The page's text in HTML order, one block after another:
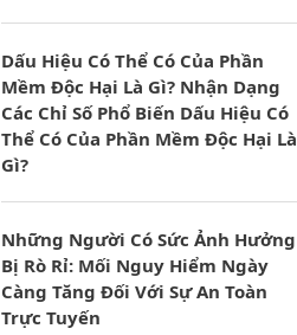
Dấu Hiệu Có Thể Có Của Phần
Mềm Độc Hại Là Gì? Nhận Dạng
Các Chỉ Số Phổ Biến Dấu Hiệu Có
Thể Có Của Phần Mềm Độc Hại Là
Gì?
Những Người Có Sức Ảnh Hưởng
Bị Rò Rỉ: Mối Nguy Hiểm Ngày
Càng Tăng Đối Với Sự An Toàn
Trực Tuyến